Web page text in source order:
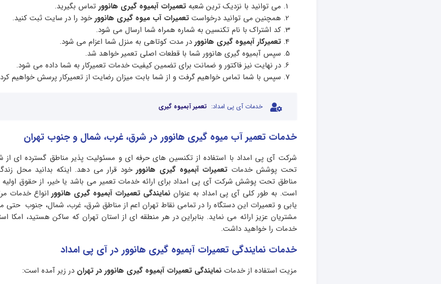
می توانید با نزدیک ترین شعبهتعمیرات آبمیوه گیری هانوور تماس بگیرید.
همچنین می توانید درخواستتعمیرات آب میوه گیری هانوورخود را در سایت ثبت کنید.
کد اشتراک با نام تکنسین به شماره همراه شما ارسال می شود.
تعمیرکار آبمیوه گیری هانوور در مدت کوتاهی به منزل شما اعزام می شود.
سپس آبمیوه گیری هانوور شما با قطعات اصلی تعمیر خواهد شد.
در نهایت نیز فاکتور و ضمانت برای تضمین کیفیت خدمات تعمیرکار به شما داده می شود.
سپس با شما تماس خواهیم گرفت و از شما بابت میزان رضایت از تعمیرکار پرسش خواهیم
خدمات آی پی امداد: تعمیر آبمیوه گیری
خدمات تعمیر آب میوه گیری هانوور در شرق، غرب، شمال و جنوب تهران
شرکت آی پی امداد با استفاده از تکنسین های حرفه ای و مسئولیت پذیر مناطق گسترده ای از
تحت پوشش خدمات تعمیرات آبمیوه گیری هانوورخود قرار می دهد. اینکه بدانید محل
مناطق تحت پوشش شرکت آی پی امداد برای ارائه خدمات تعمیر می باشد یا خیر، از حقوق
است. به طور کلی آی پی امداد به عنواننمایندگی تعمیرات آبمیوه گیری هانوورانواع خدمات
یابی و تعمیرات این دستگاه را در تمامی نقاط تهران اعم از مناطق شرق، غرب، شمال، جنوب حتی
مشتریان عزیز ارائه می نماید. بنابراین در هر منطقه ای از استان تهران که ساکن هستید، امکا
خدمات را خواهید داشت.
خدمات نمایندگی تعمیرات آبمیوه گیری هانوور در آی پی امداد
مزیت استفاده از خدماتنمایندگی تعمیرات آبمیوه گیری هانوور در تهران در زیر آمده است: